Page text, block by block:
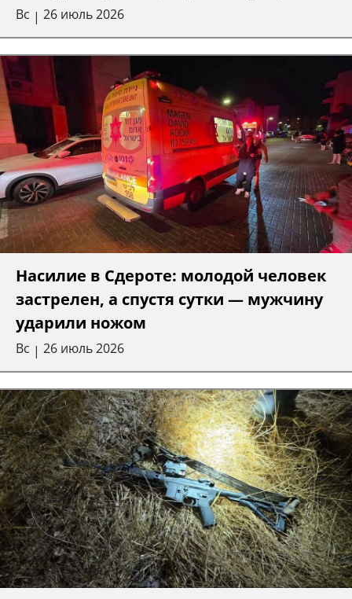
Вс | 26 июль 2026
Насилие в Сдероте: молодой человек
застрелен, а спустя сутки — мужчину
ударили ножом
Вс | 26 июль 2026